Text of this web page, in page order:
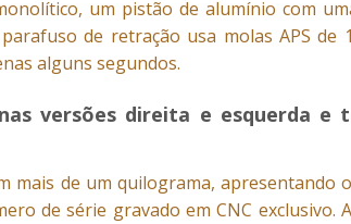
um pistão de alumínio com
de retração usa molas APS de
alguns segundos.
versões direita e esquerda e
mais de um quilograma, apresentando
de série gravado em CNC exclusivo.